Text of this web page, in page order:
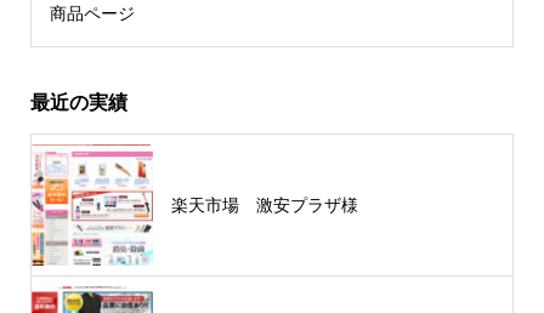
商品ページ
最近の実績
楽天市場 激安プラザ様